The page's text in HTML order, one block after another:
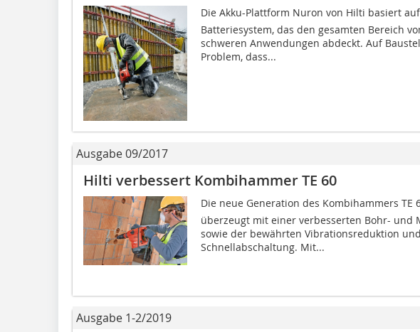
Die Akku-Plattform Nuron von Hilti basiert
Batteriesystem, das den gesamten Bereich
schweren Anwendungen abdeckt. Auf
Problem, dass...
Ausgabe 09/2017
Hilti verbessert Kombihammer TE 60
Die neue Generation des Kombihammers TE
überzeugt mit einer verbesserten Bohr- und
sowie der bewährten Vibrationsreduktion
Schnellabschaltung. Mit...
Ausgabe 1-2/2019